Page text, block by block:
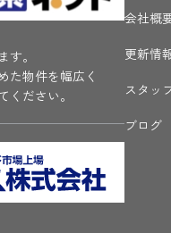
。
た物件を幅広く
ださい。
会社概
更新情
スタッ
ブログ